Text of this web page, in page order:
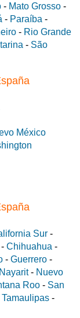
- Mato Grosso -
- Paraíba -
- Rio Grande
- São
México
Sur -
- Chihuahua -
- Guerrero -
Nayarit- Nuevo
Roo - San
Tamaulipas -